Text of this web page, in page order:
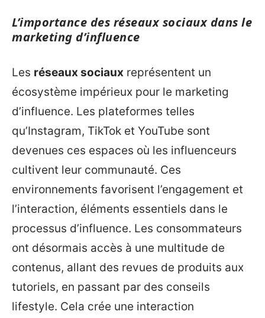
L’importance des réseaux sociaux dans le
marketing d’influence
Les réseaux sociaux représentent un
écosystème impérieux pour le marketing
d’influence. Les plateformes telles
qu’Instagram, TikTok et YouTube sont
devenues ces espaces où les influenceurs
cultivent leur communauté. Ces
environnements favorisent l’engagement et
l’interaction, éléments essentiels dans le
processus d’influence. Les consommateurs
ont désormais accès à une multitude de
contenus, allant des revues de produits aux
tutoriels, en passant par des conseils
lifestyle. Cela crée une interaction